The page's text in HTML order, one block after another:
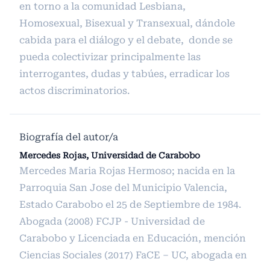
en torno a la comunidad Lesbiana,
Homosexual, Bisexual y Transexual, dándole
cabida para el diálogo y el debate, donde se
pueda colectivizar principalmente las
interrogantes, dudas y tabúes, erradicar los
actos discriminatorios.
Biografía del autor/a
Mercedes Rojas, Universidad de Carabobo
Mercedes Maria Rojas Hermoso; nacida en la
Parroquia San Jose del Municipio Valencia,
Estado Carabobo el 25 de Septiembre de 1984.
Abogada (2008) FCJP - Universidad de
Carabobo y Licenciada en Educación, mención
Ciencias Sociales (2017) FaCE – UC, abogada en